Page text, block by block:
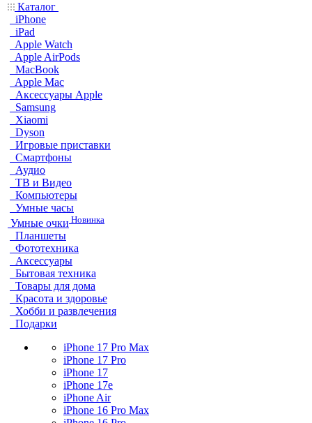
Каталог
iPhone
iPad
Apple Watch
Apple AirPods
MacBook
Apple Mac
Аксессуары Apple
Samsung
Xiaomi
Dyson
Игровые приставки
Смартфоны
Аудио
ТВ и Видео
Компьютеры
Умные часы
Умные очки Новинка
Планшеты
Фототехника
Аксессуары
Бытовая техника
Товары для дома
Красота и здоровье
Хобби и развлечения
Подарки
iPhone 17 Pro Max
iPhone 17 Pro
iPhone 17
iPhone 17e
iPhone Air
iPhone 16 Pro Max